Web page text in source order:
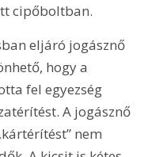
cipőboltban.
eljáró jogásznő
hogy a
fel egyezség
A jogásznő
nem